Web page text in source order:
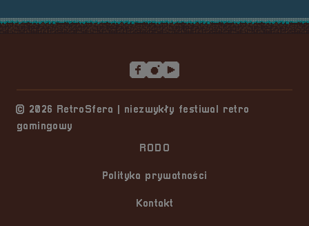
© 2026 RetroSfera | niezwykły festiwal retro
gamingowy
RODO
Polityka prywatności
Kontakt